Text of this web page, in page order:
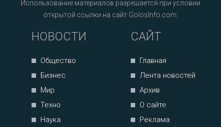
Использование материалов разрешается при условии
открытой ссылки на сайт GolosInfo.com.
НОВОСТИ
Общество
Бизнес
Мир
Техно
Наука
САЙТ
Главная
Лента новостей
Архив
О сайте
Реклама